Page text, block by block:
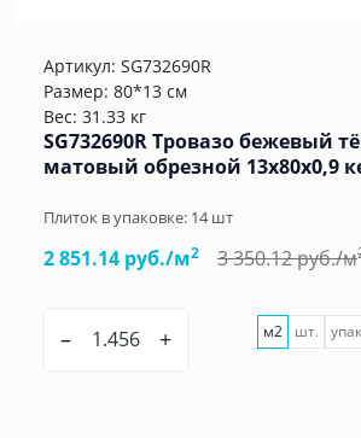
Артикул: SG732690R
Размер: 80*13 см
Вес: 31.33 кг
SG732690R Тровазо бежевый
матовый обрезной 13x80x0,9
Плиток в упаковке: 14шт
2 851.14 руб./м2 3 350.12 руб./м
– + м2 шт.